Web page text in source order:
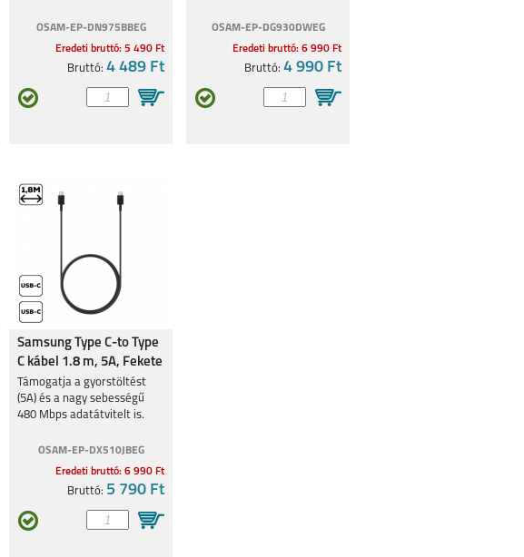
OSAM-EP-DN975BBEG
Eredeti bruttó: 5 490 Ft
Bruttó: 4 489 Ft
OSAM-EP-DG930DWEG
Eredeti bruttó: 6 990 Ft
Bruttó: 4 990 Ft
Samsung Type C-to Type
C kábel 1.8 m, 5A, Fekete
Támogatja a gyorstöltést
(5A) és a nagy sebességű
480 Mbps adatátvitelt is.
OSAM-EP-DX510JBEG
Eredeti bruttó: 6 990 Ft
Bruttó: 5 790 Ft